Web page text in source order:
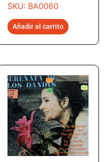
SKU: BA0060
Añadir al carrito